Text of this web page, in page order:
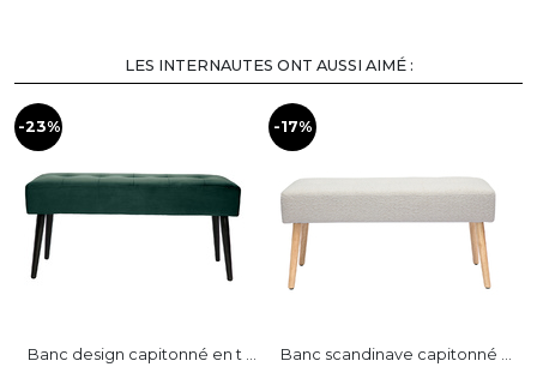
LES INTERNAUTES ONT AUSSI AIMÉ :
-23%
Banc design capitonné en t ...
-17%
Banc scandinave capitonné ...